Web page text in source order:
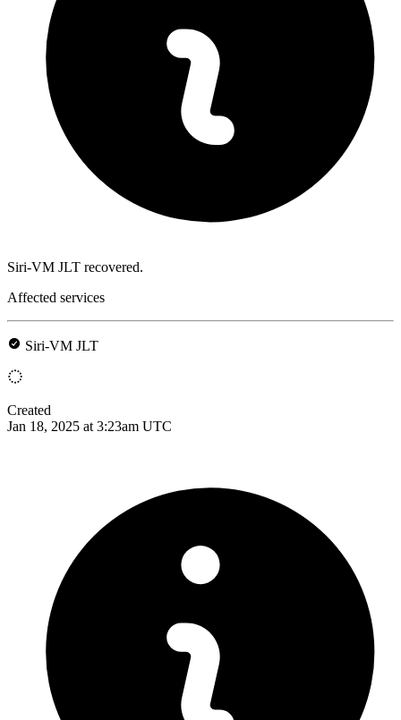
Siri-VM JLT recovered.
Affected services
Siri-VM JLT
Created
Jan 18, 2025 at 3:23am UTC